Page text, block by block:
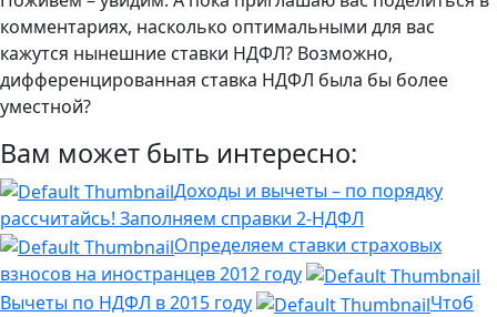
комментариях, насколько оптимальными для вас
кажутся нынешние ставки НДФЛ? Возможно,
дифференцированная ставка НДФЛ была бы более
уместной?
Вам может быть интересно:
Доходы и вычеты – по порядку
рассчитайсь! Заполняем справки 2-НДФЛ
Определяем ставки страховых
взносов на иностранцев 2012 году
Вычеты по НДФЛ в 2015 году
Чтоб